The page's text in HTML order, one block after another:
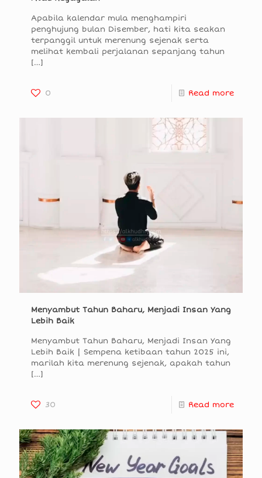
Apabila kalendar mula menghampiri
penghujung bulan Disember, hati kita seakan
terpanggil untuk merenung sejenak serta
melihat kembali perjalanan sepanjang tahun
[…]
0 Read more
Menyambut Tahun Baharu, Menjadi Insan Yang
Lebih Baik
Menyambut Tahun Baharu, Menjadi Insan Yang
Lebih Baik | Sempena ketibaan tahun 2025 ini,
marilah kita merenung sejenak, apakah tahun
[…]
30 Read more